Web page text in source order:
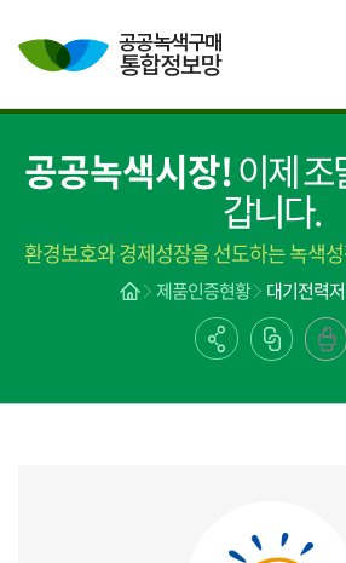
공공녹색시장!이제
갑니다.
환경보호와 경제성장을 선도하는 녹색
제품인증현황 대기전력